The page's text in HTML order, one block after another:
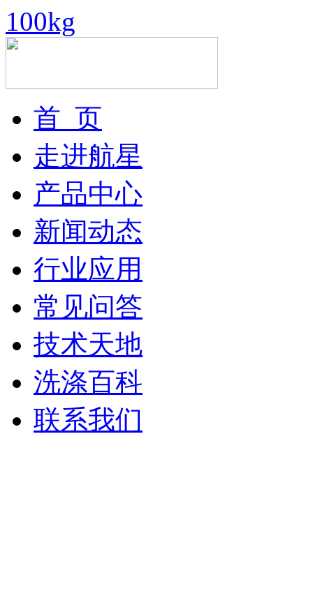
100kg
首 页
走进航星
产品中心
新闻动态
行业应用
常见问答
技术天地
洗涤百科
联系我们